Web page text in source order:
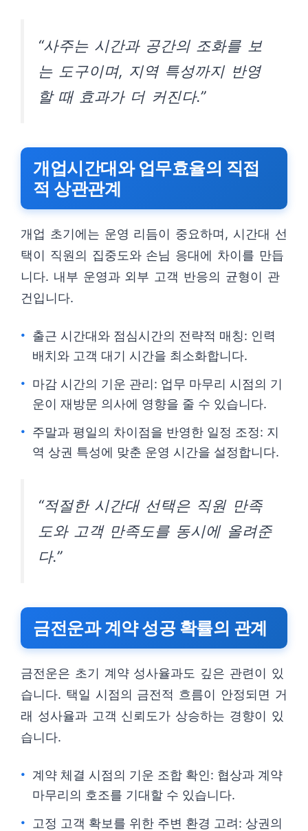
“사주는 시간과 공간의 조화를 보
는 도구이며, 지역 특성까지 반영
할 때 효과가 더 커진다.”
개업시간대와 업무효율의 직접
적 상관관계
개업 초기에는 운영 리듬이 중요하며, 시간대 선
택이 직원의 집중도와 손님 응대에 차이를 만듭
니다. 내부 운영과 외부 고객 반응의 균형이 관
건입니다.
출근 시간대와 점심시간의 전략적 매칭: 인력
배치와 고객 대기 시간을 최소화합니다.
마감 시간의 기운 관리: 업무 마무리 시점의 기
운이 재방문 의사에 영향을 줄 수 있습니다.
주말과 평일의 차이점을 반영한 일정 조정: 지
역 상권 특성에 맞춘 운영 시간을 설정합니다.
“적절한 시간대 선택은 직원 만족
도와 고객 만족도를 동시에 올려준
다.”
금전운과 계약 성공 확률의 관계
금전운은 초기 계약 성사율과도 깊은 관련이 있
습니다. 택일 시점의 금전적 흐름이 안정되면 거
래 성사율과 고객 신뢰도가 상승하는 경향이 있
습니다.
계약 체결 시점의 기운 조합 확인: 협상과 계약
마무리의 호조를 기대할 수 있습니다.
고정 고객 확보를 위한 주변 환경 고려: 상권의